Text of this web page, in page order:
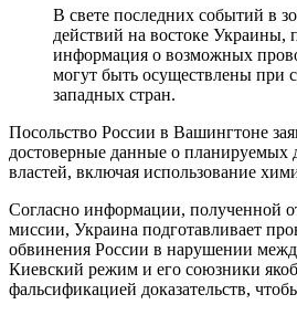
В свете последних событий в
действий на востоке Украины,
информация о возможных
могут быть осуществлены при
западных стран.
Посольство России в Вашингтоне
достоверные данные о планируемых
властей, включая использование
Согласно информации, полученной
миссии, Украина подготавливает
обвинения России в нарушении
Киевский режим и его союзники
фальсификацией доказательств,